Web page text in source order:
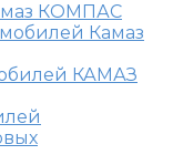
КОМПАС
Камаз
КАМАЗ